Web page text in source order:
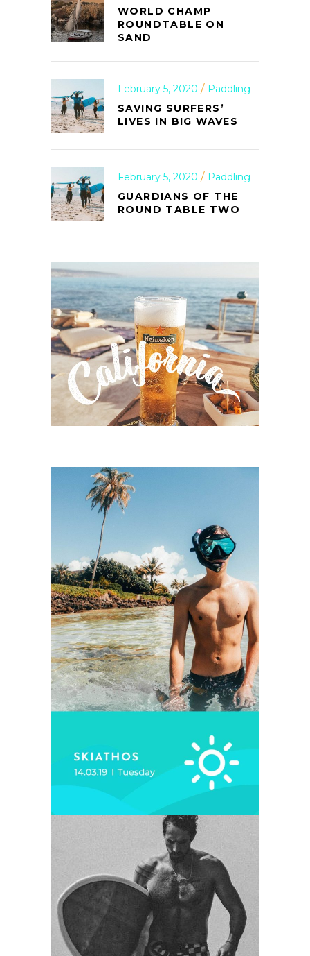
WORLD CHAMP
ROUNDTABLE ON
SAND
February 5, 2020
Paddling
SAVING SURFERS’
LIVES IN BIG WAVES
February 5, 2020
Paddling
GUARDIANS OF THE
ROUND TABLE TWO